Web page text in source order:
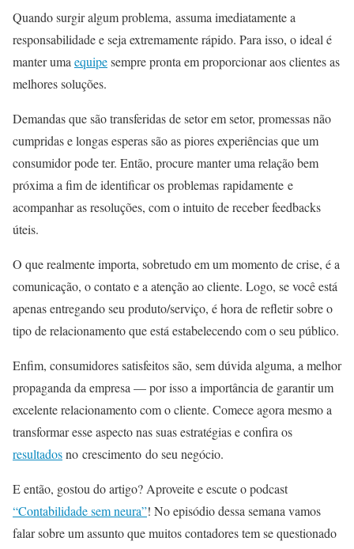
Quando surgir algum problema, assuma imediatamente a
responsabilidade e seja extremamente rápido. Para isso, o ideal é
manter uma equipesempre pronta em proporcionar aos clientes as
melhores soluções.
Demandas que são transferidas de setor em setor, promessas não
cumpridas e longas esperas são as piores experiências que um
consumidor pode ter. Então, procure manter uma relação bem
próxima a fim de identificar os problemas rapidamente e
acompanhar as resoluções, com o intuito de receber feedbacks
úteis.
O que realmente importa, sobretudo em um momento de crise, é a
comunicação, o contato e a atenção ao cliente. Logo, se você está
apenas entregando seu produto/serviço, é hora de refletir sobre o
tipo de relacionamento que está estabelecendo com o seu público.
Enfim, consumidores satisfeitos são, sem dúvida alguma, a melhor
propaganda da empresa — por isso a importância de garantir um
excelente relacionamento com o cliente. Comece agora mesmo a
transformar esse aspecto nas suas estratégias e confira os
resultadosno crescimento do seu negócio.
E então, gostou do artigo? Aproveite e escute o podcast
“Contabilidade sem neura”! No episódio dessa semana vamos
falar sobre um assunto que muitos contadores tem se questionado